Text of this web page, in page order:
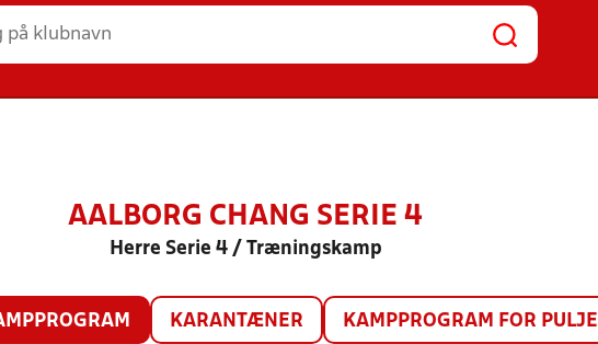
AALBORG CHANG SERIE 4
Herre Serie 4 / Træningskamp
KARANTÆNER KAMPPROGRAM FOR PULJE